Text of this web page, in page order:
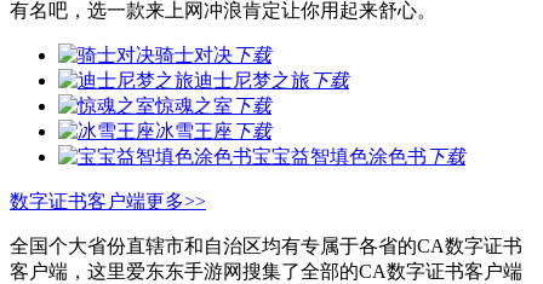
有名吧，选一款来上网冲浪肯定让你用起来舒心。
骑士对决下载
迪士尼梦之旅 下载
惊魂之室 下载
冰雪王座 下载
宝宝益智填色涂色书 下载
数字证书客户端更多>>
全国个大省份直辖市和自治区均有专属于各省的CA数字证书
客户端，这里爱东东手游网搜集了全部的CA数字证书客户端